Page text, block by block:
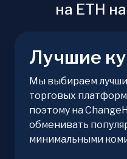
на ETH
Лучшие
Мы выбираем
торговых
поэтому на
обменивать
минимальными